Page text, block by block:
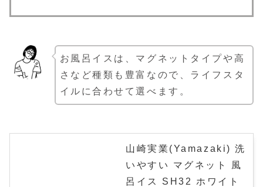
お風呂イスは、マグネットタイプや高
さなど種類も豊富なので、ライフスタ
イルに合わせて選べます。
山崎実業(Yamazaki) 洗
いやすい マグネット 風
呂イス SH32 ホワイト